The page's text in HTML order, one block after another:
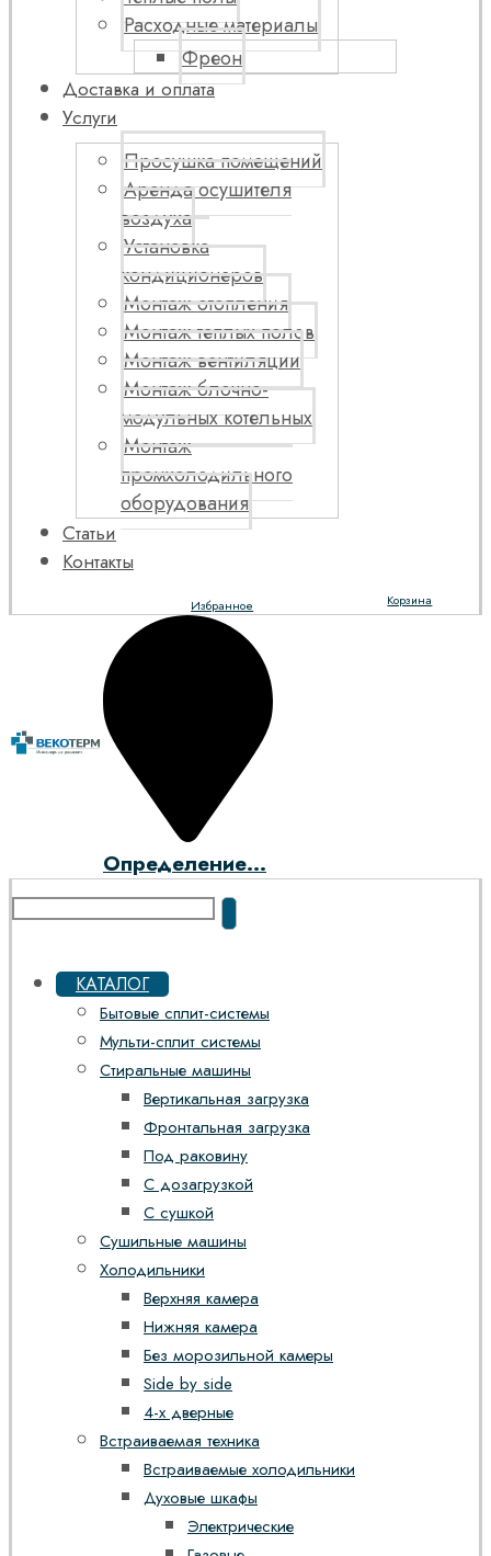
Расходные материалы
Фреон
Доставка и оплата
Услуги
Просушка помещений
Аренда осушителя
воздуха
Установка
кондиционеров
Монтаж отопления
Монтаж теплых полов
Монтаж вентиляции
Монтаж блочно-
модульных котельных
Монтаж
промхолодильного
оборудования
Статьи
Контакты
Корзина
Избранное
Определение...
КАТАЛОГ
Бытовые сплит-системы
Мульти-сплит системы
Стиральные машины
Вертикальная загрузка
Фронтальная загрузка
Под раковину
С дозагрузкой
С сушкой
Сушильные машины
Холодильники
Верхняя камера
Нижняя камера
Без морозильной камеры
Side by side
4-х дверные
Встраиваемая техника
Встраиваемые холодильники
Духовые шкафы
Электрические